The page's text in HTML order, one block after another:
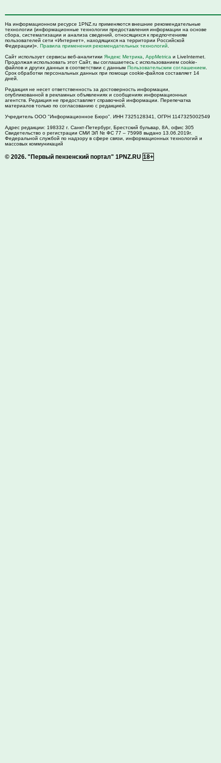
На информационном ресурсе 1PNZ.ru применяются внешние рекомендательные
технологии (информационные технологии предоставления информации на основе
сбора, систематизации и анализа сведений, относящихся к предпочтениям
пользователей сети «Интернет», находящихся на территории Российской
Федерации)». Правила применения рекомендательных технологий
Сайт использует сервисы веб-аналитики Яндекс Метрика AppMetrica и LiveInternet.
Продолжая использовать этот Сайт, вы соглашаетесь с использованием cookie-
файлов и других данных в соответствии с данным Пользовательским соглашением
Срок обработки персональных данных при помощи cookie-файлов составляет 14
дней.
Редакция не несет ответственность за достоверность информации,
опубликованной в рекламных объявлениях и сообщениях информационных
агентств. Редакция не предоставляет справочной информации. Перепечатка
материалов только по согласованию с редакцией.
Учредитель ООО "Информационное Бюро". ИНН 7325128341, ОГРН 1147325002549
Адрес редакции: 198332 г. Санкт-Петербург, Брестский бульвар, 8А, офис 305
Свидетельство о регистрации СМИ ЭЛ № ФС 77 – 75998 выдано 13.06.2019г.
Федеральной службой по надзору в сфере связи, информационных технологий и
массовых коммуникаций
© 2026. "Первый пензенский портал" 1PNZ.RU 18+